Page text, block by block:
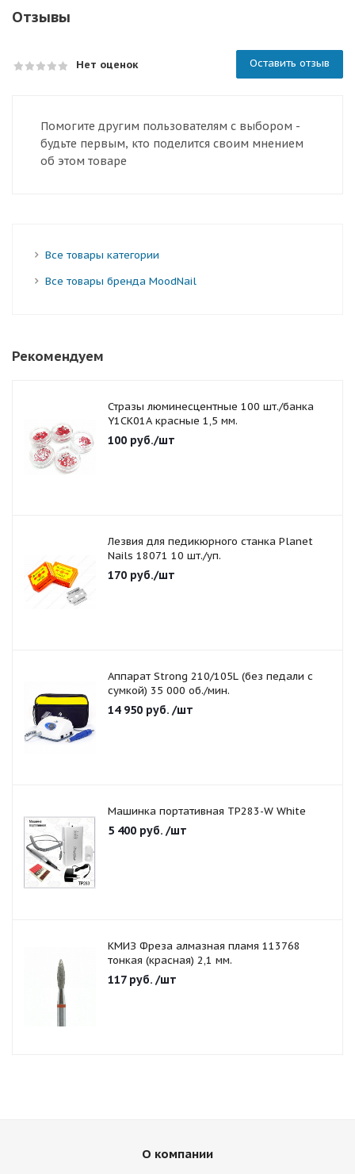
Отзывы
Нет оценок Оставить отзыв
Помогите другим пользователям с выбором -
будьте первым, кто поделится своим мнением
об этом товаре
Все товары категории
Все товары бренда MoodNail
Рекомендуем
Стразы люминесцентные 100 шт./банка
Y1CK01A красные 1,5 мм.
100 руб./шт
Лезвия для педикюрного станка Planet
Nails 18071 10 шт./уп.
170 руб./шт
Аппарат Strong 210/105L (без педали с
сумкой) 35 000 об./мин.
14 950 руб. /шт
Машинка портативная TP283-W White
5 400 руб. /шт
КМИЗ Фреза алмазная пламя 113768
тонкая (красная) 2,1 мм.
117руб. /шт
О компании